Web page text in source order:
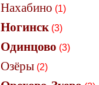
Нахабино (1)
Ногинск(3)
Одинцово (3)
Озёры(2)